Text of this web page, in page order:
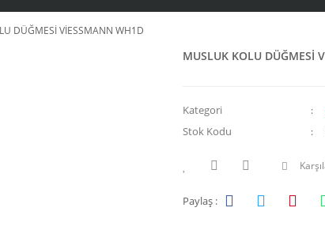
DÜĞMESİ VİESSMANN WH1D
MUSLUK KOLU DÜĞMESİ
Kategori
Stok Kodu
Paylaş :